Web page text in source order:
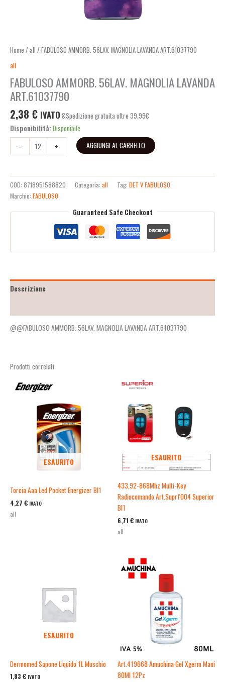
Home / all / FABULOSO AMMORB. 56LAV. MAGNOLIA LAVANDA ART.61037790
all
FABULOSO AMMORB. 56LAV. MAGNOLIA LAVANDA
ART.61037790
2,38 € IVATO &Spedizione gratuita oltre 39.99€
Disponibilità:Disponibile
-
+ AGGIUNGI AL CARRELLO
COD: 8718951588820 Categoria: all Tag: DET V FABULOSO
Marchio: FABULOSO
Guaranteed Safe Checkout
Descrizione
@@FABULOSO AMMORB. 56LAV. MAGNOLIA LAVANDA ART.61037790
Prodotti correlati
ESAURITO
Torcia Aaa Led Pocket Energizer Bl1
4,27 € IVATO
all
ESAURITO
433,92-868Mhz Multi-Key
Radiocomando Art.Suprf004 Superior
Bl1
6,71 € IVATO
all
ESAURITO
Dermomed Sapone Liquido 1L Muschio
1,83 € IVATO
Art.419668 Amuchina Gel Xgerm Mani
80Ml 12Pz